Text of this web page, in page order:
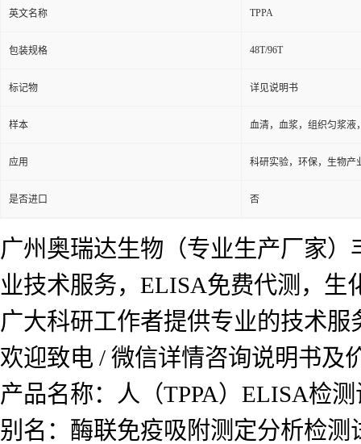
英文名称 TPPA
包装规格 48T/96T
标记物 详见说明书
样本 血清，血浆，组织匀浆液
应用 科研实验，环保，生物产
是否进口 否
广州奥瑞达生物（专业生产厂家
业技术服务，ELISA免费代测，生
广大科研工作者提供专业的技术
欢迎致电 / 微信详情咨询说明书及
产品名称： 人（TPPA）ELISA检
别名：酶联免疫吸附测定分析检测